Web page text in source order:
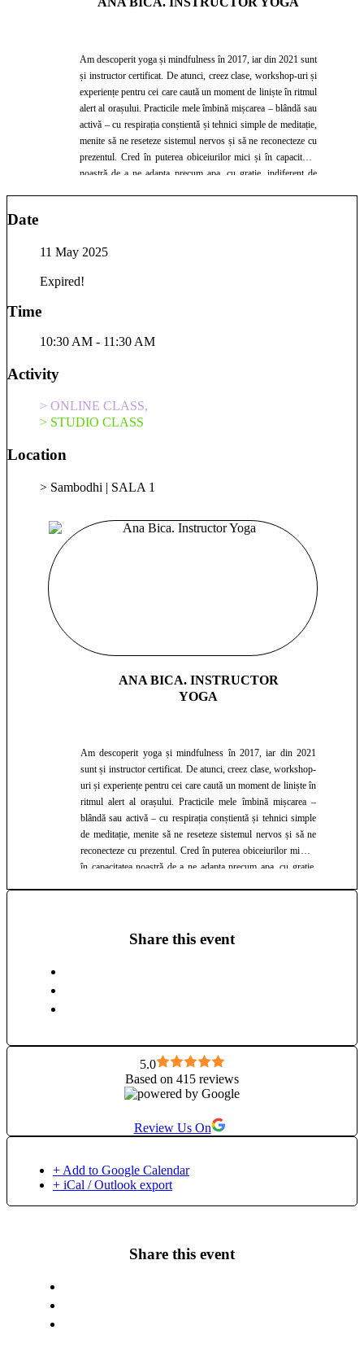
Am descoperit yoga și mindfulness în 2017, iar din 2021 sunt
și instructor certificat. De atunci, creez clase, workshop-uri și
experiențe pentru cei care caută un moment de liniște în ritmul
alert al orașului. Practicile mele îmbină mișcarea – blândă sau
activă – cu respirația conștientă și tehnici simple de meditație,
menite să ne reseteze sistemul nervos și să ne reconecteze cu
prezentul. Cred în puterea obiceiurilor mici și în capacitatea
noastră de a ne adapta precum apa, cu grație, indiferent de
Date
11 May 2025
Expired!
Time
10:30 AM - 11:30 AM
Activity
> ONLINE CLASS,
> STUDIO CLASS
Location
> Sambodhi | SALA 1
ANA BICA. INSTRUCTOR
YOGA
Am descoperit yoga și mindfulness în 2017, iar din 2021
sunt și instructor certificat. De atunci, creez clase, workshop-
uri și experiențe pentru cei care caută un moment de liniște în
ritmul alert al orașului. Practicile mele îmbină mișcarea –
blândă sau activă – cu respirația conștientă și tehnici simple
de meditație, menite să ne reseteze sistemul nervos și să ne
reconecteze cu prezentul. Cred în puterea obiceiurilor mici și
în capacitatea noastră de a ne adapta precum apa, cu grație,
spațiu de prezență și stare de bine.
Share this event
5.0
Based on 415 reviews
Review Us On
+ Add to Google Calendar
+ iCal / Outlook export
Share this event